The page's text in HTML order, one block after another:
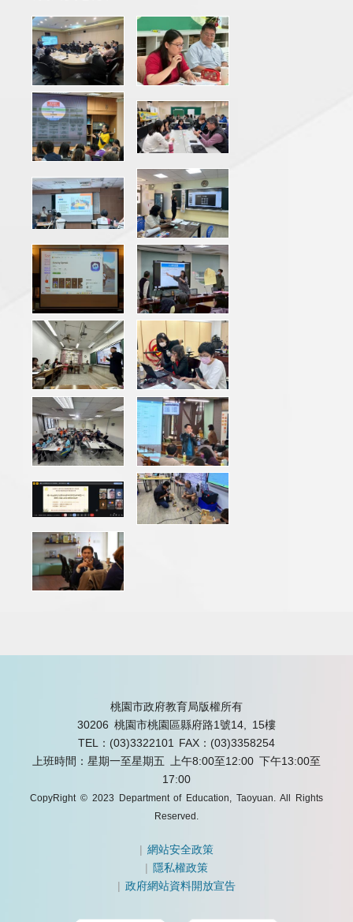
桃園市政府教育局版權所有
30206 桃園市桃園區縣府路1號14, 15樓
TEL：(03)3322101
FAX：(03)3358254
上班時間：星期一至星期五 上午8:00至12:00 下午13:00至
17:00
CopyRight © 2023 Department of Education, Taoyuan. All Rights
Reserved.
|網站安全政策
| 隱私權政策
|政府網站資料開放宣告